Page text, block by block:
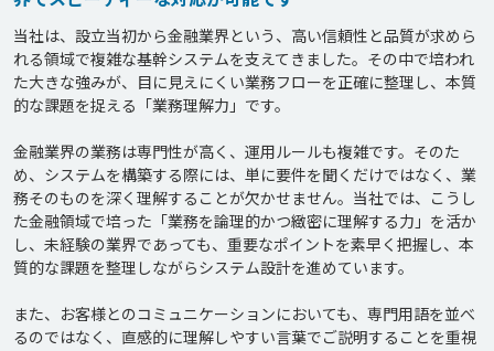
当社は、設立当初から金融業界という、高い信頼性と品質が求めら
れる領域で複雑な基幹システムを支えてきました。その中で培われ
た大きな強みが、目に見えにくい業務フローを正確に整理し、本質
的な課題を捉える「業務理解力」です。
金融業界の業務は専門性が高く、運用ルールも複雑です。そのた
め、システムを構築する際には、単に要件を聞くだけではなく、業
務そのものを深く理解することが欠かせません。当社では、こうし
た金融領域で培った「業務を論理的かつ緻密に理解する力」を活か
し、未経験の業界であっても、重要なポイントを素早く把握し、本
質的な課題を整理しながらシステム設計を進めています。
また、お客様とのコミュニケーションにおいても、専門用語を並べ
るのではなく、直感的に理解しやすい言葉でご説明することを重視